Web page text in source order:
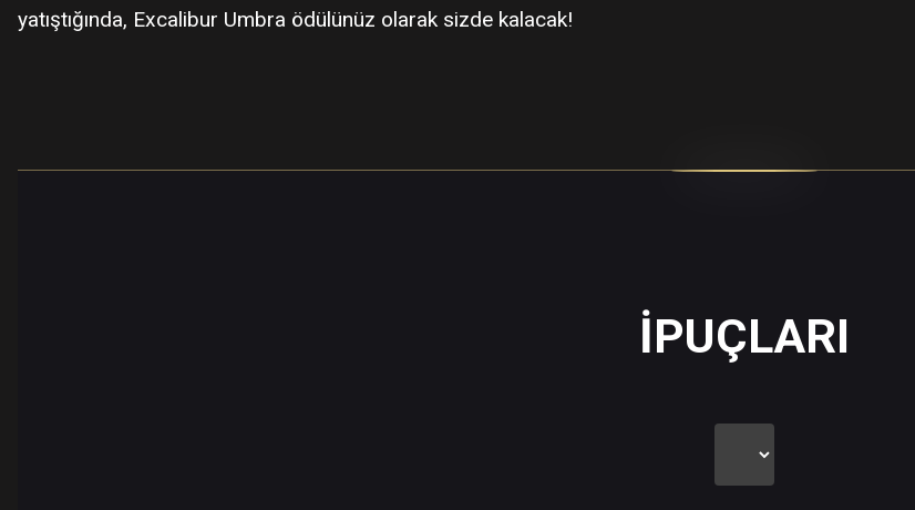
yatıştığında, Excalibur Umbra ödülünüz olarak sizde kalacak!
İPUÇLARI